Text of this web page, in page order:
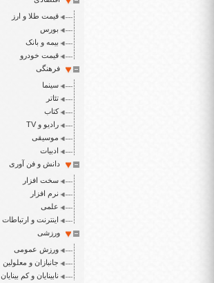
قیمت طلا و ارز
بورس
بیمه و بانک
قیمت خودرو
فرهنگی
سینما
تئاتر
کتاب
رادیو و TV
موسیقی
ادبیات
دانش و فن آوری
سخت افزار
نرم افزار
علمی
اینترنت و ارتباطات
ورزشی
ورزش عمومی
جانبازان و معلولین
نابینایان و کم بینایان